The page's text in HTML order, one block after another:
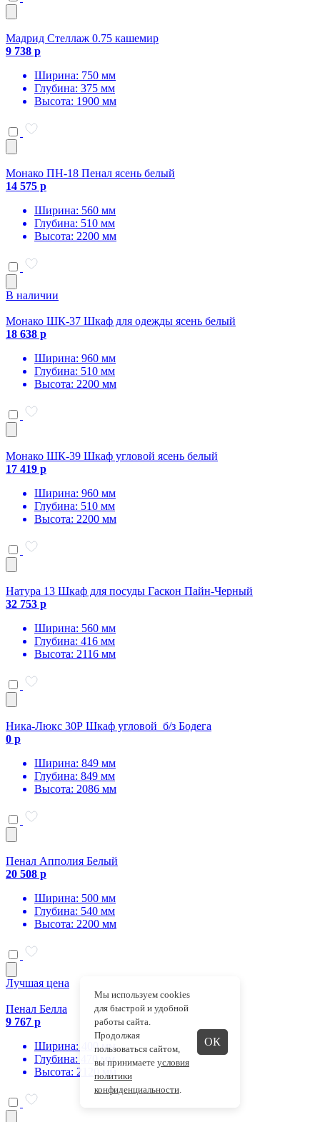
Мадрид Стеллаж 0.75 кашемир
9 738 р
Ширина: 750 мм
Глубина: 375 мм
Высота: 1900 мм
Монако ПН-18 Пенал ясень белый
14 575 р
Ширина: 560 мм
Глубина: 510 мм
Высота: 2200 мм
В наличии
Монако ШК-37 Шкаф для одежды ясень белый
18 638 р
Ширина: 960 мм
Глубина: 510 мм
Высота: 2200 мм
Монако ШК-39 Шкаф угловой ясень белый
17 419 р
Ширина: 960 мм
Глубина: 510 мм
Высота: 2200 мм
Натура 13 Шкаф для посуды Гаскон Пайн-Черный
32 753 р
Ширина: 560 мм
Глубина: 416 мм
Высота: 2116 мм
Ника-Люкс 30Р Шкаф угловой б/з Бодега
0 р
Ширина: 849 мм
Глубина: 849 мм
Высота: 2086 мм
Пенал Апполия Белый
20 508 р
Ширина: 500 мм
Глубина: 540 мм
Высота: 2200 мм
Лучшая цена
Пенал Белла
9 767 р
Ширина: 400 мм
Глубина: 470 мм
Высота: 2120 мм
Мы используем cookies
для быстрой и удобной
работы сайта.
Продолжая
пользоваться сайтом,
вы принимаете условия
политики
конфиденциальности.
ОК